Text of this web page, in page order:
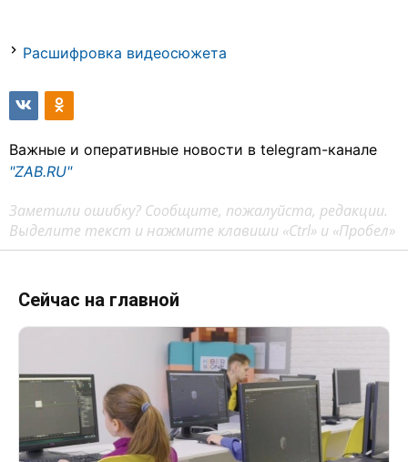
Расшифровка видеосюжета
Важные и оперативные новости в telegram-канале
"ZAB.RU"
Заметили ошибку? Сообщите, пожалуйста, редакции.
Выделите текст и нажмите клавиши «Ctrl» и «Пробел»
Сейчас на главной